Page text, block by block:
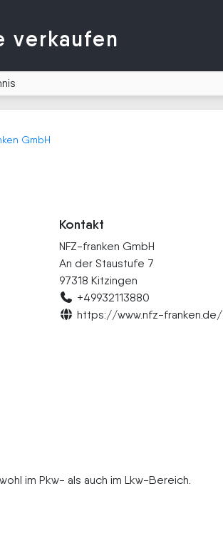
verkaufen
GmbH
Kontakt
NFZ-franken GmbH
An der Staustufe 7
97318 Kitzingen
+49932113880
https://www.nfz-franken.de/
im Pkw- als auch im Lkw-Bereich.